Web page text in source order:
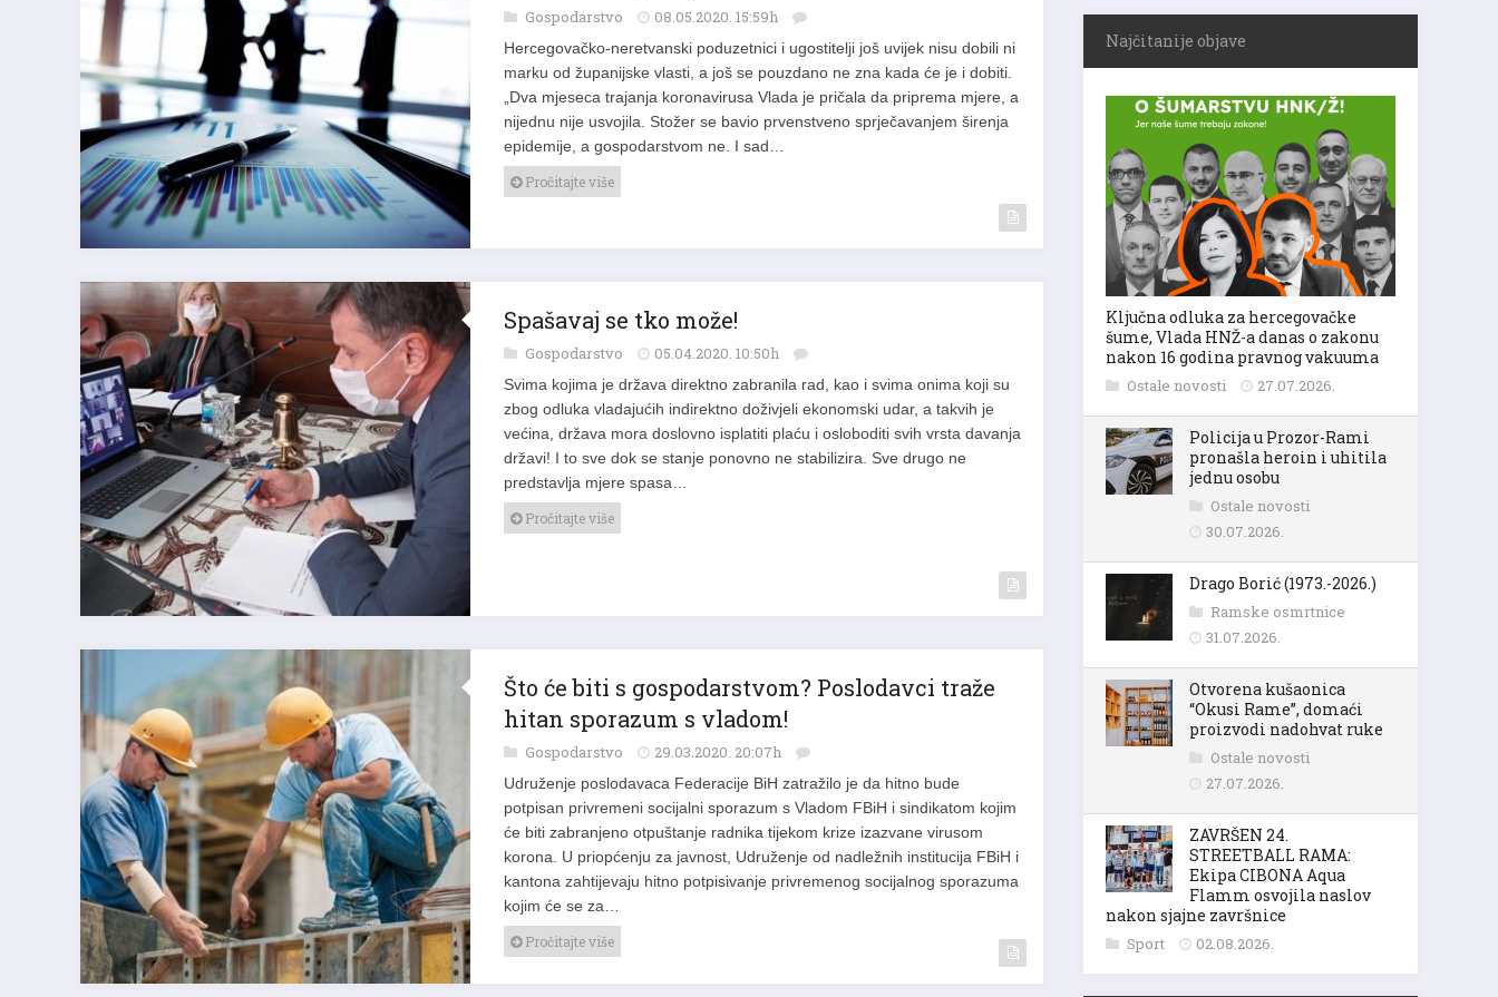
Gospodarstvo 08.05.2020. 15:59h
Hercegovačko-neretvanski poduzetnici i ugostitelji još uvijek nisu dobili ni
marku od županijske vlasti, a još se pouzdano ne zna kada će je i dobiti.
„Dva mjeseca trajanja koronavirusa Vlada je pričala da priprema mjere, a
nijednu nije usvojila. Stožer se bavio prvenstveno sprječavanjem širenja
epidemije, a gospodarstvom ne. I sad…
Pročitajte više
Spašavaj se tko može!
Gospodarstvo 05.04.2020. 10:50h
Svima kojima je država direktno zabranila rad, kao i svima onima koji su
zbog odluka vladajućih indirektno doživjeli ekonomski udar, a takvih je
većina, država mora doslovno isplatiti plaću i osloboditi svih vrsta davanja
državi! I to sve dok se stanje ponovno ne stabilizira. Sve drugo ne
predstavlja mjere spasa…
Pročitajte više
Što će biti s gospodarstvom? Poslodavci traže
hitan sporazum s vladom!
Gospodarstvo 29.03.2020. 20:07h
Udruženje poslodavaca Federacije BiH zatražilo je da hitno bude
potpisan privremeni socijalni sporazum s Vladom FBiH i sindikatom kojim
će biti zabranjeno otpuštanje radnika tijekom krize izazvane virusom
korona. U priopćenju za javnost, Udruženje od nadležnih institucija FBiH i
kantona zahtijevaju hitno potpisivanje privremenog socijalnog sporazuma
kojim će se za…
Pročitajte više
Najčitanije objave
Ključna odluka za hercegovačke
šume, Vlada HNŽ-a danas o zakonu
nakon 16 godina pravnog vakuuma
Ostale novosti 27.07.2026.
Policija u Prozor-Rami
pronašla heroin i uhitila
jednu osobu
Ostale novosti
30.07.2026.
Drago Borić (1973.-2026.)
Ramske osmrtnice
31.07.2026.
Otvorena kušaonica
“Okusi Rame”, domaći
proizvodi nadohvat ruke
Ostale novosti
27.07.2026.
ZAVRŠEN 24.
STREETBALL RAMA:
Ekipa CIBONA Aqua
Flamm osvojila naslov
nakon sjajne završnice
Sport 02.08.2026.